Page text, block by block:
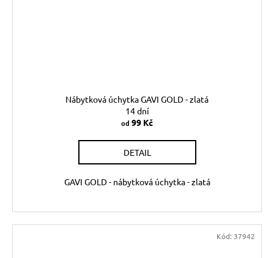
Nábytková úchytka GAVI GOLD - zlatá
14 dní
od 99 Kč
DETAIL
GAVI GOLD - nábytková úchytka - zlatá
Kód: 37942